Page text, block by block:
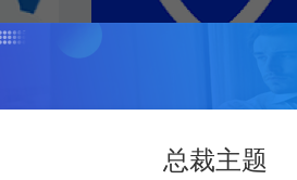
腾讯手机管家
总裁主题